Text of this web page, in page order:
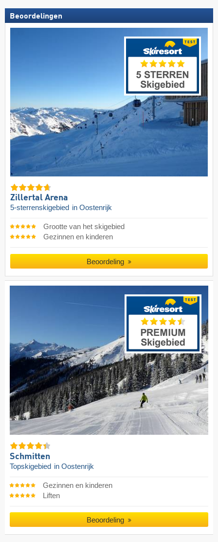
Beoordelingen
Zillertal Arena
5-sterrenskigebied in Oostenrijk
Grootte van het skigebied
Gezinnen en kinderen
Beoordeling
Schmitten
Topskigebied in Oostenrijk
Gezinnen en kinderen
Liften
Beoordeling